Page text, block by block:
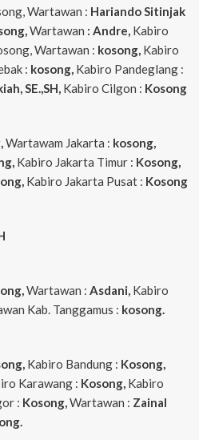
Wartawan : Hariando Sitinjak
Wartawan : Andre, Kabiro
Wartawan : kosong, Kabiro
: kosong, Kabiro Pandeglang :
SE.,SH, Kabiro Cilgon : Kosong
Wartawam Jakarta : kosong,
Kabiro Jakarta Timur : Kosong,
Kabiro Jakarta Pusat : Kosong
Wartawan : Asdani, Kabiro
Kab. Tanggamus : kosong.
Kabiro Bandung : Kosong,
Karawang : Kosong, Kabiro
: Kosong, Wartawan : Zainal